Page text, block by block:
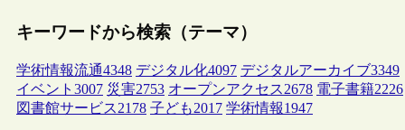
キーワードから検索（テーマ）
学術情報流通4348 デジタル化4097 デジタルアーカイブ3349
イベント 3007 災害2753 オープンアクセス2678 電子書籍2226
図書館サービス2178 子ども2017 学術情報1947